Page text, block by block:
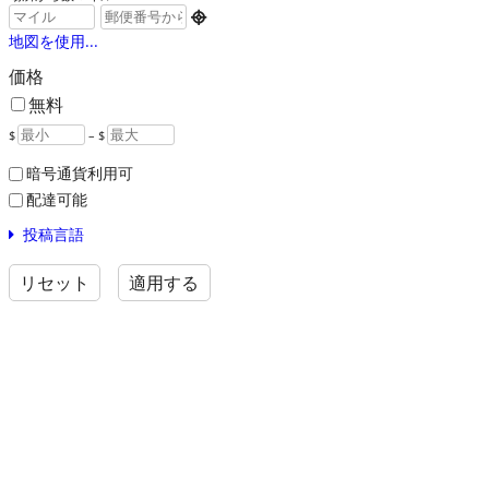

地図を使用...
価格
無料
$ – $
暗号通貨利用可
配達可能
投稿言語
リセット 適用する